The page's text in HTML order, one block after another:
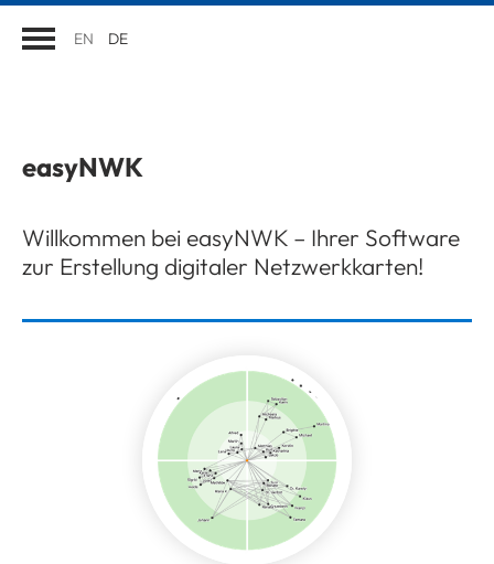
EN DE
easyNWK
Willkommen bei easyNWK – Ihrer Software
zur Erstellung digitaler Netzwerkkarten!